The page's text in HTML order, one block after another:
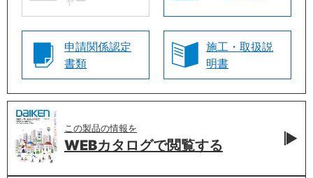
申請関係認定
書類
施工・取扱説
明書
この製品の情報を
WEBカタログで閲覧する